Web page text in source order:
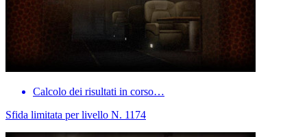
Calcolo dei risultati in corso…
Sfida limitata per livello N. 1174